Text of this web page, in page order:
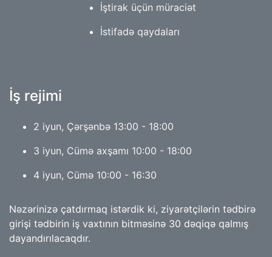
İştirak üçün müraciət
İstifadə qaydaları
İş rejimi
2 iyun, Çərşənbə 13:00 - 18:00
3 iyun, Cümə axşamı 10:00 - 18:00
4 iyun, Cümə 10:00 - 16:30
Nəzərinizə çatdırmaq istərdik ki, ziyarətçilərin tədbirə
girişi tədbirin iş vaxtının bitməsinə 30 dəqiqə qalmış
dayandırılacaqdır.